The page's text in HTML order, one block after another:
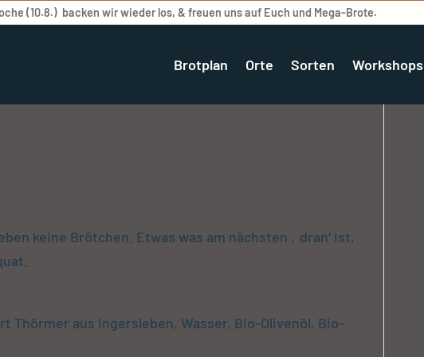
(10.8.) backen wir wieder los, & freuen uns auf Euch und Mega-Brote.
Brotplan Orte Sorten Workshops
keine Brötchen. Etwas was am nächsten ‚dran‘ ist,
Thörmer aus Ingersleben, Wasser, Bio-Olivenöl, Bio-